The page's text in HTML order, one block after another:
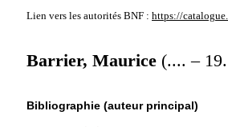
Lien vers les autorités BNF : https://
Barrier, Maurice (.... –
Bibliographie (auteur principal)